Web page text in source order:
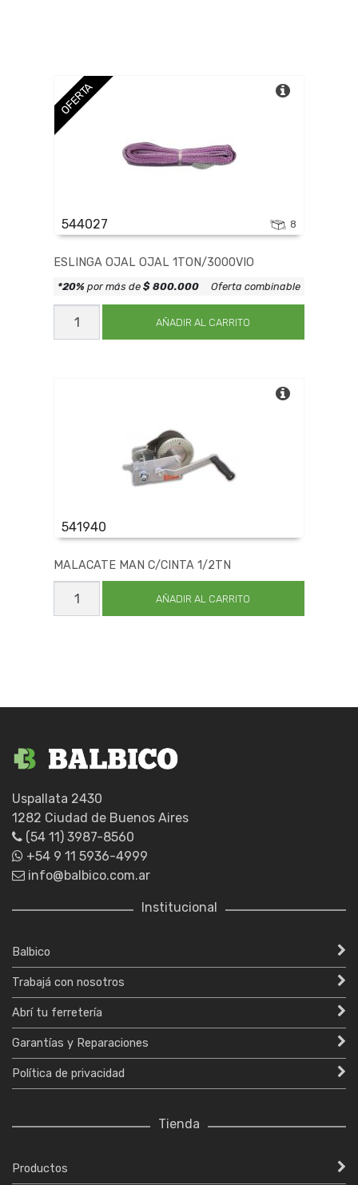
OFERTA
544027 8
ESLINGA OJAL OJAL 1TON/3000VIO
ESLINGA
OJAL
OJAL
AÑADIR AL CARRITO
*20% por más de$ 800.000 Oferta combinable
541940
MALACATE MAN C/CINTA 1/2TN
MALACATE
MAN
C/CINTA
AÑADIR AL CARRITO
Uspallata 2430
1282 Ciudad de Buenos Aires
(54 11) 3987-8560
+54 9 11 5936-4999
info@balbico.com.ar
Institucional
Balbico
Trabajá con nosotros
Abrí tu ferretería
Garantías y Reparaciones
Política de privacidad
Tienda
Productos